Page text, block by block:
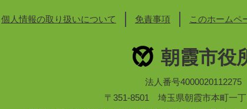
個人情報の取り扱いについて 免責事項 このホームペ
朝霞市役
法人番号4000020112275
〒351-8501 埼玉県朝霞市本町一